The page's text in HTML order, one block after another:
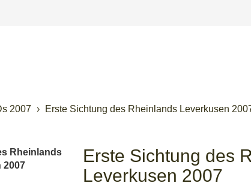
2007 Erste Sichtung des Rheinlands Leverkusen
Erste Sichtung des
Leverkusen 2007